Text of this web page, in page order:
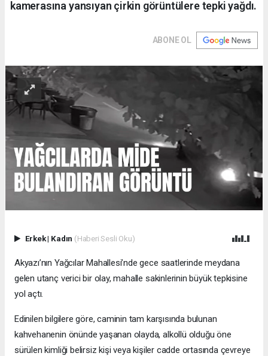
kamerasına yansıyan çirkin görüntülere tepki yağdı.
ABONE OL
Erkek| Kadın (Haberi Sesli Oku)
Akyazı’nın Yağcılar Mahallesi’nde gece saatlerinde meydana
gelen utanç verici bir olay, mahalle sakinlerinin büyük tepkisine
yol açtı.
Edinilen bilgilere göre, caminin tam karşısında bulunan
kahvehanenin önünde yaşanan olayda, alkollü olduğu öne
sürülen kimliği belirsiz kişi veya kişiler cadde ortasında çevreye